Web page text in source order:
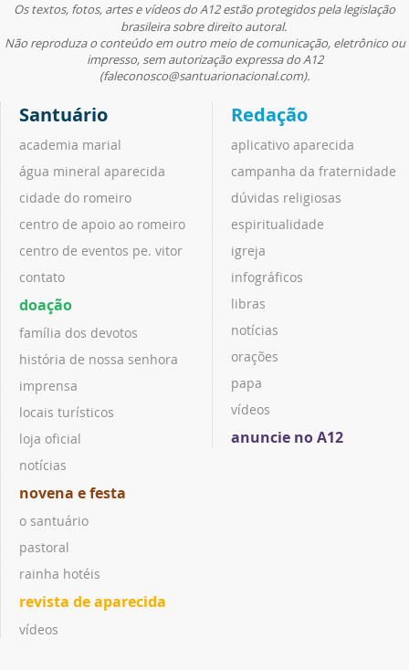
Os textos, fotos, artes e vídeos do A12 estão protegidos pela legislação
brasileira sobre direito autoral.
Não reproduza o conteúdo em outro meio de comunicação, eletrônico ou
impresso, sem autorização expressa do A12
(faleconosco@santuarionacional.com).
Santuário
academia marial
água mineral aparecida
cidade do romeiro
centro de apoio ao romeiro
centro de eventos pe. vitor
contato
doação
família dos devotos
história de nossa senhora
imprensa
locais turísticos
loja oficial
notícias
novena e festa
o santuário
pastoral
rainha hotéis
revista de aparecida
vídeos
Redação
aplicativo aparecida
campanha da fraternidade
dúvidas religiosas
espiritualidade
igreja
infográficos
libras
notícias
orações
papa
vídeos
anuncie no A12